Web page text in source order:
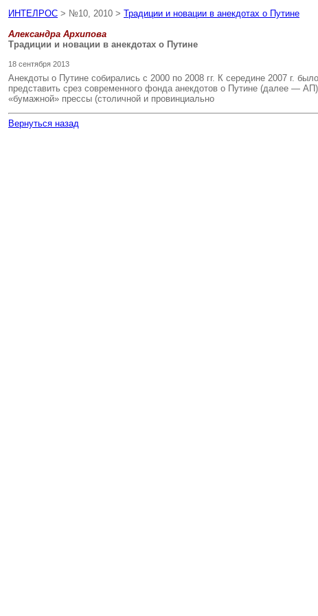
ИНТЕЛРОС > №10, 2010 > Традиции и новации в анекдотах о Путине
Александра Архипова
Традиции и новации в анекдотах о Путине
18 сентября 2013
Анекдоты о Путине собирались с 2000 по 2008 гг. К середине 2007 г.
представить срез современного фонда анекдотов о Путине (далее —
«бумажной» прессы (столичной и провинциально
Вернуться назад